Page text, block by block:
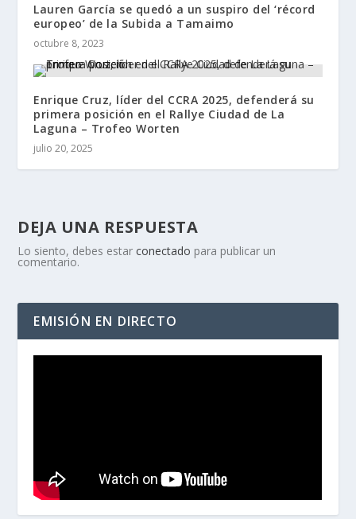
Lauren García se quedó a un suspiro del ‘récord
europeo’ de la Subida a Tamaimo
octubre 8, 2023
Enrique Cruz, líder del CCRA 2025, defenderá su
primera posición en el Rallye Ciudad de La
Laguna – Trofeo Worten
julio 20, 2025
DEJA UNA RESPUESTA
Lo siento, debes estarconectado para publicar un
comentario.
EMISIÓN EN DIRECTO